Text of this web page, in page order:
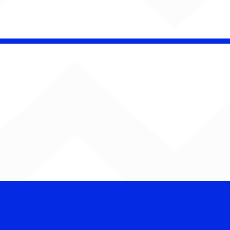
conquista